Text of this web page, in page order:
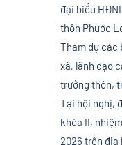
đại biểu
thôn Phước
Tham dự các
xã, lãnh đạo
trưởng thôn,
Tại hội nghị,
khóa II,
2026 trên địa